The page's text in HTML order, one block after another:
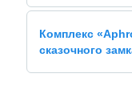
Комплекс
сказочного